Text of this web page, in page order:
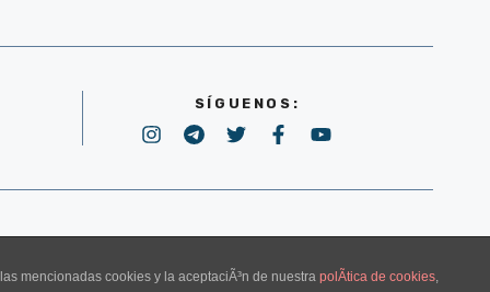
SÍGUENOS:
mencionadas cookies y la aceptaciÃ³n de nuestra polÃ­tica de cookies,